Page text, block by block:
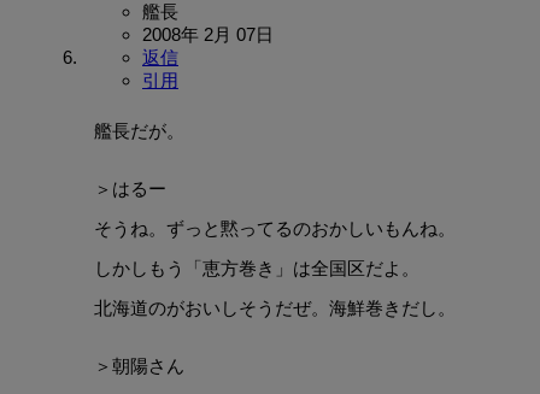
艦長
2008年 2月 07日
返信
引用
艦長だが。
＞はるー
そうね。ずっと黙ってるのおかしいもんね。
しかしもう「恵方巻き」は全国区だよ。
北海道のがおいしそうだぜ。海鮮巻きだし。
＞朝陽さん